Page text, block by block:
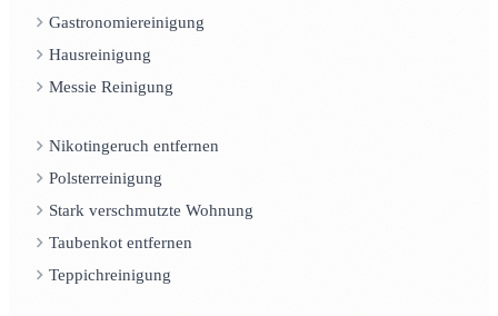
Gastronomiereinigung
Hausreinigung
Messie Reinigung
Nikotingeruch entfernen
Polsterreinigung
Stark verschmutzte Wohnung
Taubenkot entfernen
Teppichreinigung